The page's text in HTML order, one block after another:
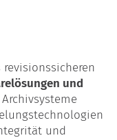
und
und